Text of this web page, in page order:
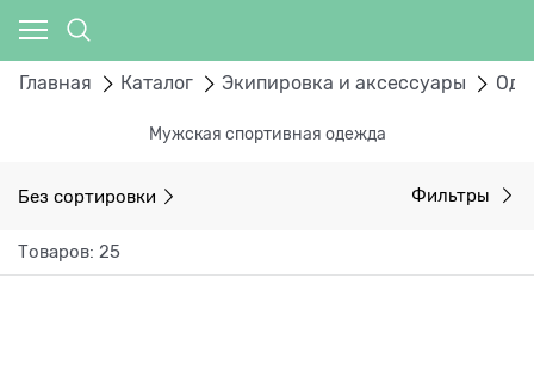
Главная Каталог Экипировка и аксессуары
Мужская спортивная одежда
Без сортировки Фильтры
Товаров: 25